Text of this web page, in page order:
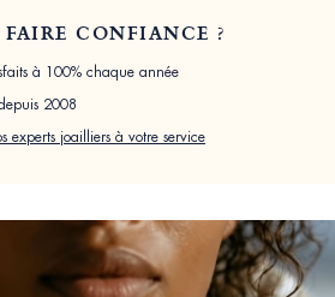
CONFIANCE ?
à 100% chaque année
2008
experts joailliers à votre service